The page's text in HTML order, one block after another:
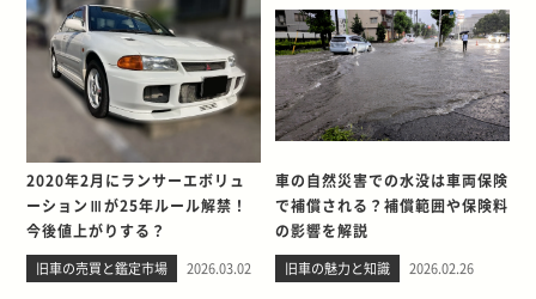
2020年2月にランサーエボリュ
ーションⅢが25年ルール解禁！
今後値上がりする？
旧車の売買と鑑定市場 2026.03.02
車の自然災害での水没は車両保険
で補償される？補償範囲や保険料
の影響を解説
旧車の魅力と知識 2026.02.26